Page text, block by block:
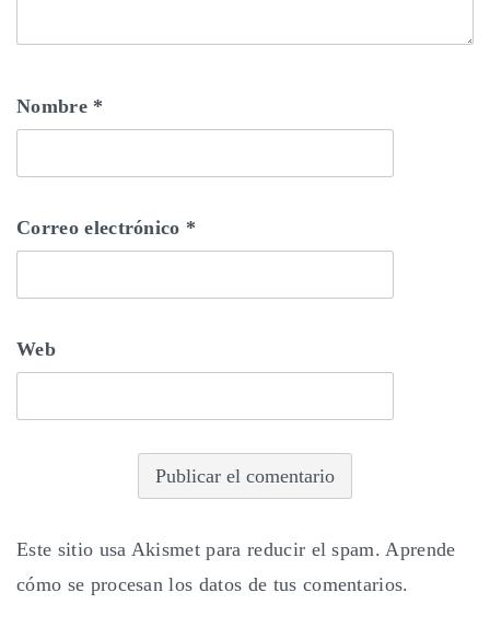
Nombre *
Correo electrónico *
Web
Este sitio usa Akismet para reducir el spam.Aprende
cómo se procesan los datos de tus comentarios.